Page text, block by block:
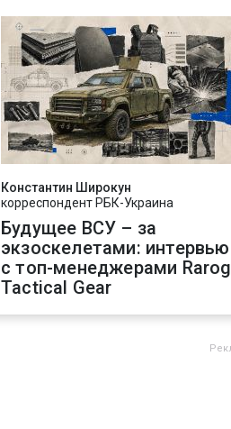
Константин Широкун
корреспондент РБК-Украина
Будущее ВСУ – за
экзоскелетами: интервью
с топ-менеджерами Rarog
Tactical Gear